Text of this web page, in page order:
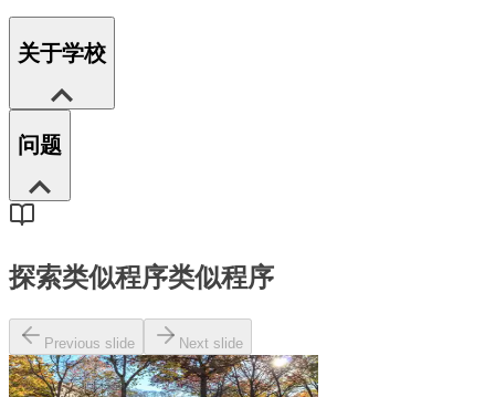
关于学校
问题
探索类似程序类似程序
Previous slide Next slide